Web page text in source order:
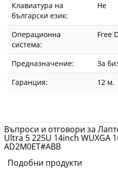
Клавиатура на
български език:
Не
Операционна
система:
Free
Предназначение:
За
Гаранция:
12 м.
Въпроси и отговори за
Ultra 5 225U 14inch WUXGA
AD2M0ET#ABB
Подобни продукти